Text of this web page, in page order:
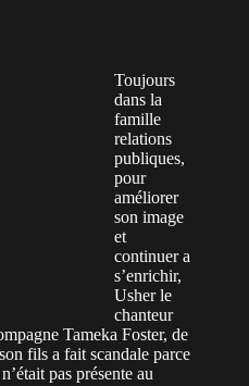
Toujours
dans la
famille
relations
publiques,
pour
améliorer
son image
et
continuer a
s’enrichir,
Usher le
chanteur
Tameka Foster, de
fils a fait scandale parce
pas présente au